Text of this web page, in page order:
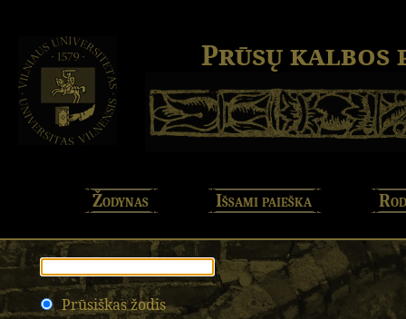
Prūsų kalbos
Žodynas Išsami paieška
Prūsiškas žodis